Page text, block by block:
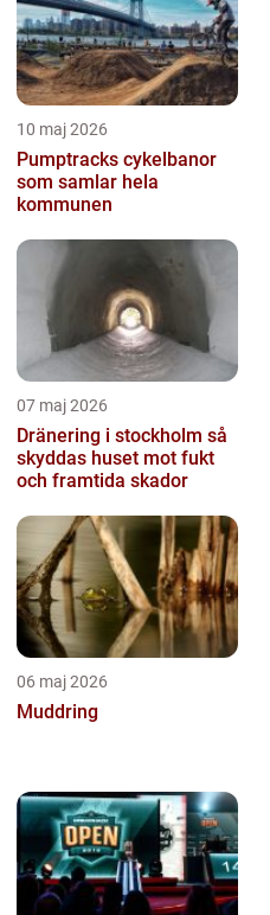
10 maj 2026
Pumptracks cykelbanor
som samlar hela
kommunen
07 maj 2026
Dränering i stockholm så
skyddas huset mot fukt
och framtida skador
06 maj 2026
Muddring